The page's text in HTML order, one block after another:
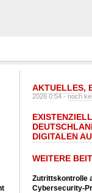
AKTUELLES,
2026 0:54 -noch
DIGITALEN
WEITERE
Zutrittskontrolle
Cybersecurity-